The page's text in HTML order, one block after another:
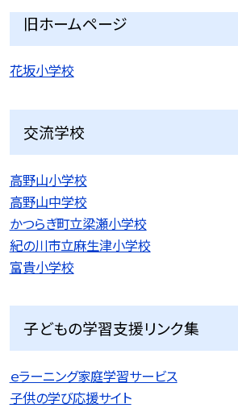
旧ホームページ
花坂小学校
交流学校
高野山小学校
高野山中学校
かつらぎ町立梁瀬小学校
紀の川市立麻生津小学校
富貴小学校
子どもの学習支援リンク集
ｅラーニング家庭学習サービス
子供の学び応援サイト